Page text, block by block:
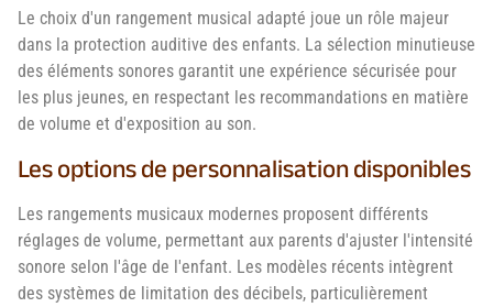
Le choix d'un rangement musical adapté joue un rôle majeur
dans la protection auditive des enfants. La sélection minutieuse
des éléments sonores garantit une expérience sécurisée pour
les plus jeunes, en respectant les recommandations en matière
de volume et d'exposition au son.
Les options de personnalisation disponibles
Les rangements musicaux modernes proposent différents
réglages de volume, permettant aux parents d'ajuster l'intensité
sonore selon l'âge de l'enfant. Les modèles récents intègrent
des systèmes de limitation des décibels, particulièrement